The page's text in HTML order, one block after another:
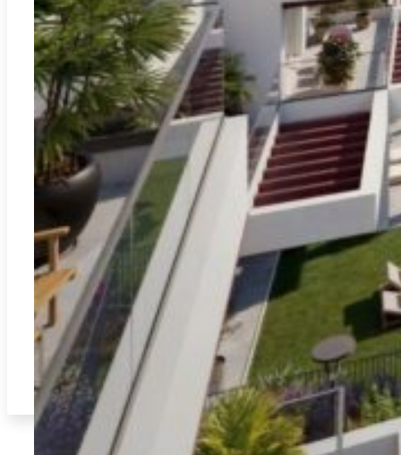
El Verger A-3317B
Votre nouvelle maison à El Verger : près de la mer et avec
plus de 15 équipements de luxe
143.34m
3
2
491.000€